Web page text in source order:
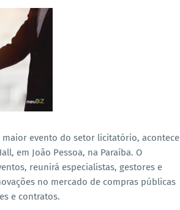
maior evento do setor licitatório, acontece
em João Pessoa, na Paraíba. O
reunirá especialistas, gestores e
no mercado de compras públicas
e contratos.